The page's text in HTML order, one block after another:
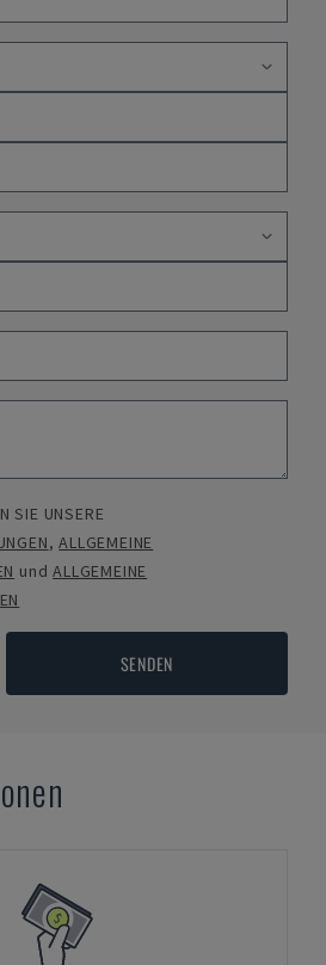
SIE UNSERE
,ALLGEMEINE
undALLGEMEINE
SENDEN